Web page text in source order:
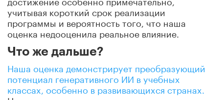
учитывая короткий срок реализации
программы и вероятность того, что наша
оценка недооценила реальное влияние.
Что же дальше?
Наша оценка демонстрирует преобразующий
потенциал генеративного ИИ в учебных
классах, особенно в развивающихся странах